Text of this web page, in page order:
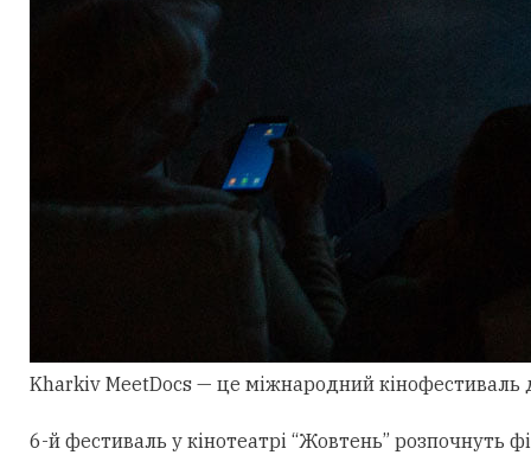
Kharkiv MeetDocs — це міжнародний кінофестиваль
6-й фестиваль у кінотеатрі “Жовтень” розпочнуть